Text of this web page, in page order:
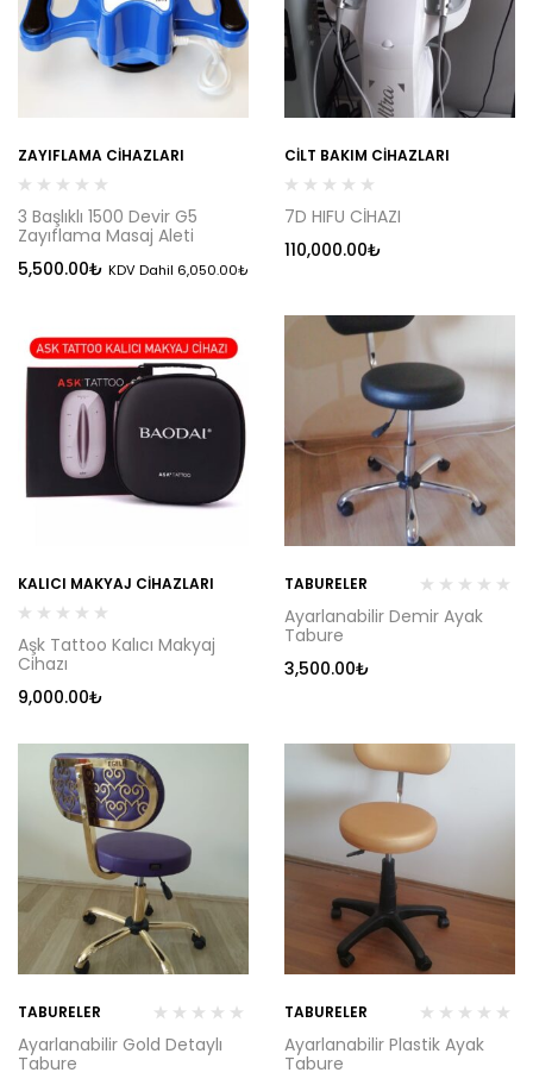
ZAYIFLAMA CIHAZLARI
3 Başlıklı 1500 Devir G5
Zayıflama Masaj Aleti
5,500.00₺ KDV Dahil 6,050.00₺
CILT BAKIM CIHAZLARI
7D HIFU CİHAZI
110,000.00₺
KALICI MAKYAJ CIHAZLARI
Aşk Tattoo Kalıcı Makyaj
Cihazı
9,000.00₺
TABURELER
Ayarlanabilir Demir Ayak
Tabure
3,500.00₺
TABURELER
Ayarlanabilir Gold Detaylı
Tabure
TABURELER
Ayarlanabilir Plastik Ayak
Tabure